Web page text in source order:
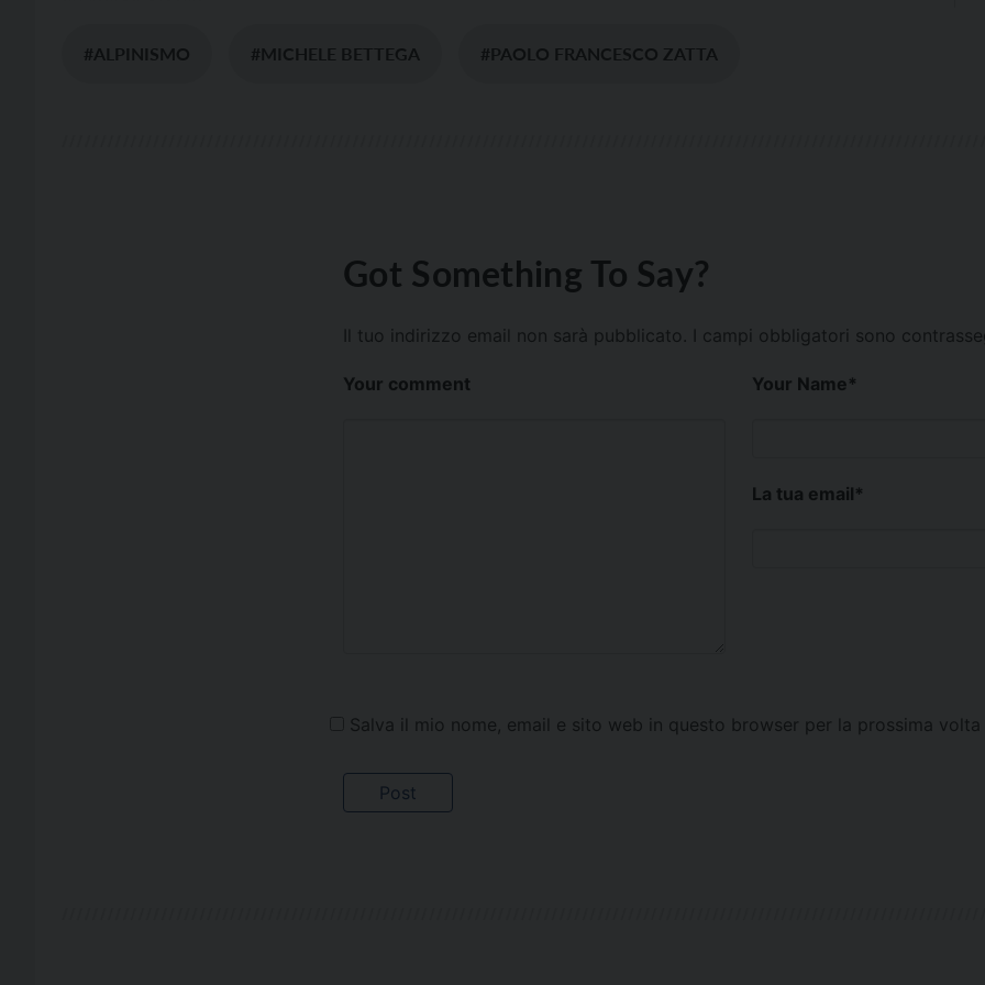
#ALPINISMO #MICHELE BETTEGA #PAOLO FRANCESCO ZATTA
Got Something To Say?
Il tuo indirizzo email non sarà pubblicato. I campi obbligatori sono
Your comment Your Name*
La tua email*
Salva il mio nome, email e sito web in questo browser per la prossima volta